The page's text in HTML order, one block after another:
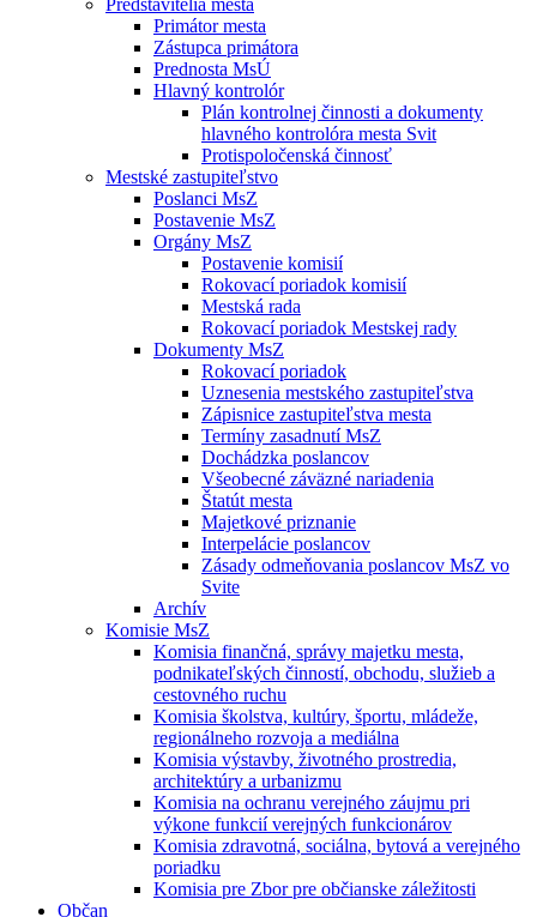
Predstavitelia mesta
Primátor mesta
Zástupca primátora
Prednosta MsÚ
Hlavný kontrolór
Plán kontrolnej činnosti a dokumenty
hlavného kontrolóra mesta Svit
Protispoločenská činnosť
Mestské zastupiteľstvo
Poslanci MsZ
Postavenie MsZ
Orgány MsZ
Postavenie komisií
Rokovací poriadok komisií
Mestská rada
Rokovací poriadok Mestskej rady
Dokumenty MsZ
Rokovací poriadok
Uznesenia mestského zastupiteľstva
Zápisnice zastupiteľstva mesta
Termíny zasadnutí MsZ
Dochádzka poslancov
Všeobecné záväzné nariadenia
Štatút mesta
Majetkové priznanie
Interpelácie poslancov
Zásady odmeňovania poslancov MsZ vo
Svite
Archív
Komisie MsZ
Komisia finančná, správy majetku mesta,
podnikateľských činností, obchodu, služieb a
cestovného ruchu
Komisia školstva, kultúry, športu, mládeže,
regionálneho rozvoja a mediálna
Komisia výstavby, životného prostredia,
architektúry a urbanizmu
Komisia na ochranu verejného záujmu pri
výkone funkcií verejných funkcionárov
Komisia zdravotná, sociálna, bytová a verejného
poriadku
Komisia pre Zbor pre občianske záležitosti
Občan